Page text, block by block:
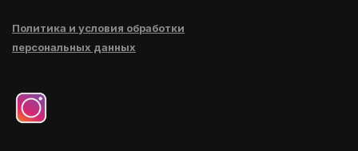
Политика и условия обработки
персональных данных